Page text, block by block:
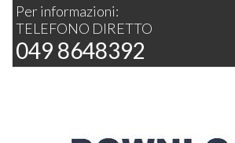
Per informazioni:
TELEFONO DIRETTO
049 8648392